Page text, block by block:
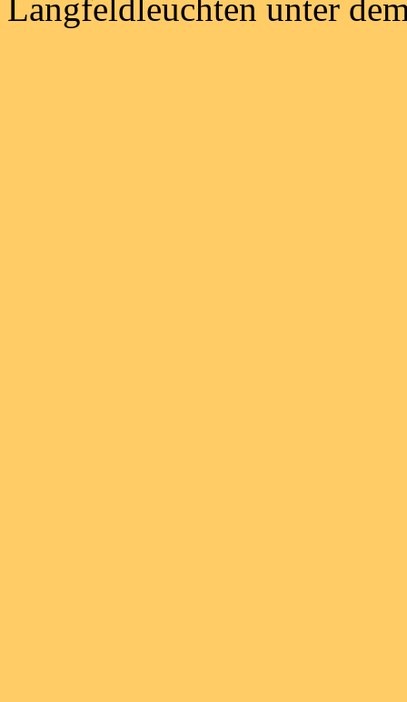
Langfeldleuchten unter